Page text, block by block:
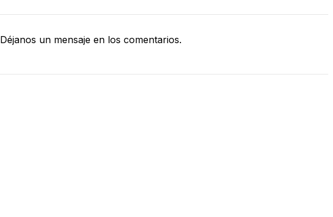
Déjanos un mensaje en los comentarios.